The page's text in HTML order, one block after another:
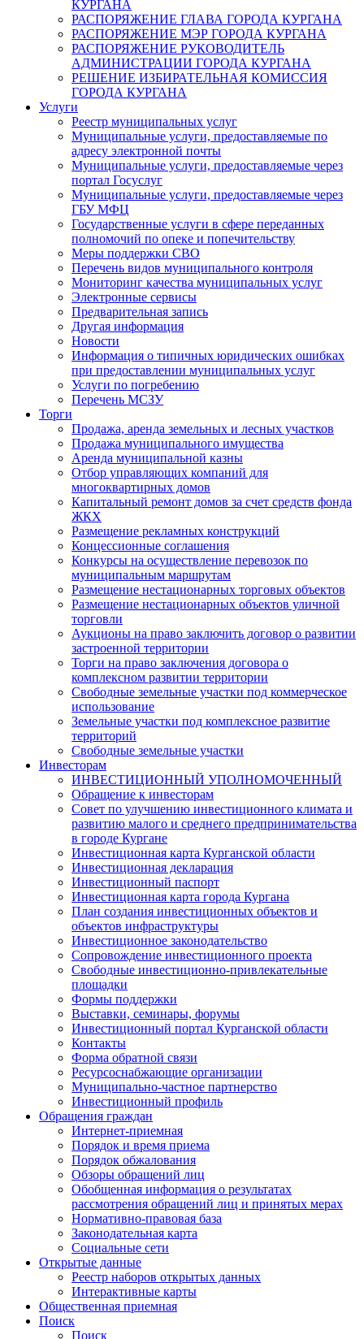
КУРГАНА
РАСПОРЯЖЕНИЕ ГЛАВА ГОРОДА КУРГАНА
РАСПОРЯЖЕНИЕ МЭР ГОРОДА КУРГАНА
РАСПОРЯЖЕНИЕ РУКОВОДИТЕЛЬ
АДМИНИСТРАЦИИ ГОРОДА КУРГАНА
РЕШЕНИЕ ИЗБИРАТЕЛЬНАЯ КОМИССИЯ
ГОРОДА КУРГАНА
Услуги
Реестр муниципальных услуг
Муниципальные услуги, предоставляемые по
адресу электронной почты
Муниципальные услуги, предоставляемые через
портал Госуслуг
Муниципальные услуги, предоставляемые через
ГБУ МФЦ
Государственные услуги в сфере переданных
полномочий по опеке и попечительству
Меры поддержки СВО
Перечень видов муниципального контроля
Мониторинг качества муниципальных услуг
Электронные сервисы
Предварительная запись
Другая информация
Новости
Информация о типичных юридических ошибках
при предоставлении муниципальных услуг
Услуги по погребению
Перечень МСЗУ
Торги
Продажа, аренда земельных и лесных участков
Продажа муниципального имущества
Аренда муниципальной казны
Отбор управляющих компаний для
многоквартирных домов
Капитальный ремонт домов за счет средств фонда
ЖКХ
Размещение рекламных конструкций
Концессионные соглашения
Конкурсы на осуществление перевозок по
муниципальным маршрутам
Размещение нестационарных торговых объектов
Размещение нестационарных объектов уличной
торговли
Аукционы на право заключить договор о развитии
застроенной территории
Торги на право заключения договора о
комплексном развитии территории
Свободные земельные участки под коммерческое
использование
Земельные участки под комплексное развитие
территорий
Свободные земельные участки
Инвесторам
ИНВЕСТИЦИОННЫЙ УПОЛНОМОЧЕННЫЙ
Обращение к инвесторам
Совет по улучшению инвестиционного климата и
развитию малого и среднего предпринимательства
в городе Кургане
Инвестиционная карта Курганской области
Инвестиционная декларация
Инвестиционный паспорт
Инвестиционная карта города Кургана
План создания инвестиционных объектов и
объектов инфраструктуры
Инвестиционное законодательство
Сопровождение инвестиционного проекта
Свободные инвестиционно-привлекательные
площадки
Формы поддержки
Выставки, семинары, форумы
Инвестиционный портал Курганской области
Контакты
Форма обратной связи
Ресурсоснабжающие организации
Муниципально-частное партнерство
Инвестиционный профиль
Обращения граждан
Интернет-приемная
Порядок и время приема
Порядок обжалования
Обзоры обращений лиц
Обобщенная информация о результатах
рассмотрения обращений лиц и принятых мерах
Нормативно-правовая база
Законодательная карта
Социальные сети
Открытые данные
Реестр наборов открытых данных
Интерактивные карты
Общественная приемная
Поиск
Поиск